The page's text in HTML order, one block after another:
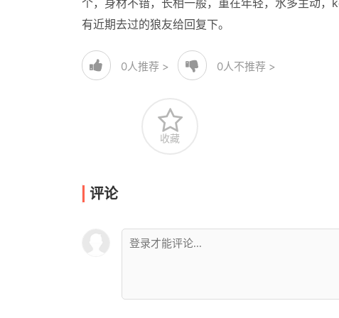
个，身材不错，长相一般，重在年轻，水多主动
有近期去过的狼友给回复下。
0人推荐 > 0人不推荐 >
收藏
评论